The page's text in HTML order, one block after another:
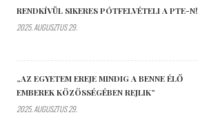
RENDKÍVÜL SIKERES PÓTFELVÉTELI A PTE-N!
2025. AUGUSZTUS 29.
„AZ EGYETEM EREJE MINDIG A BENNE ÉLŐ
EMBEREK KÖZÖSSÉGÉBEN REJLIK”
2025. AUGUSZTUS 29.